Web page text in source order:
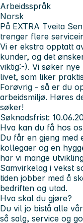
Arbeidsspråk
Norsk
På EXTRA Tveita
trenger flere
Vi er ekstra opptatt
kunder, og det
viktig:-). Vi søker nye
livet, som liker
Forøvrig - så er du
arbeidsmiljø. Høres
søker!
Søknadsfrist:
Hva kan du få hos
Du får en gjeng med
kollegaer og en
har vi mange
Samvirkelag i vekst
tiden jobber med å
bedriften og utad.
Hva skal du gjøre?
Du vil jo bistå alle
så salg, service og